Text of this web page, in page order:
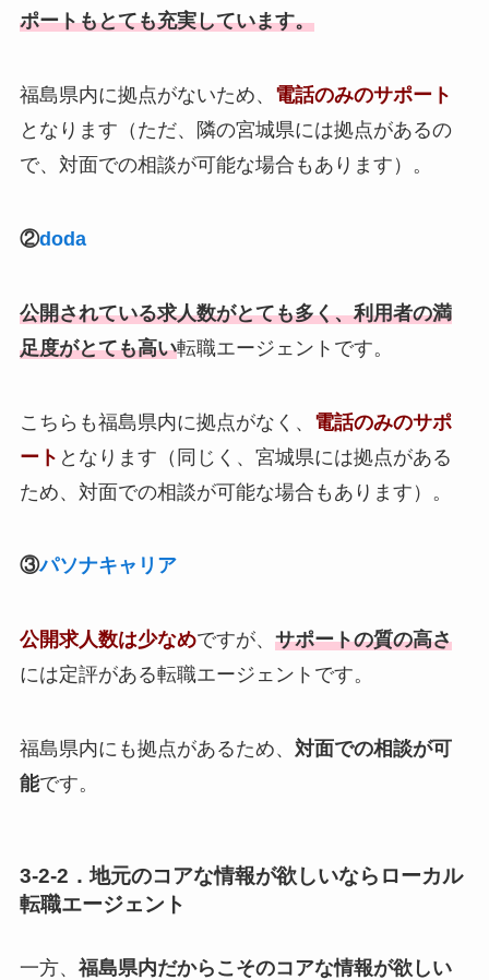
ポートもとても充実しています。
福島県内に拠点がないため、 電話のみのサポート
となります（ただ、隣の宮城県には拠点があるの
で、対面での相談が可能な場合もあります）。
②doda
公開されている求人数がとても多く、利用者の満
足度がとても高い転職エージェントです。
こちらも福島県内に拠点がなく、 電話のみのサポ
ート となります（同じく、宮城県には拠点がある
ため、対面での相談が可能な場合もあります）。
③パソナキャリア
公開求人数は少なめですが、 サポートの質の高さ
には定評がある転職エージェントです。
福島県内にも拠点があるため、 対面での相談が可
能です。
3-2-2．地元のコアな情報が欲しいならローカル
転職エージェント
一方、 福島県内だからこそのコアな情報が欲しい